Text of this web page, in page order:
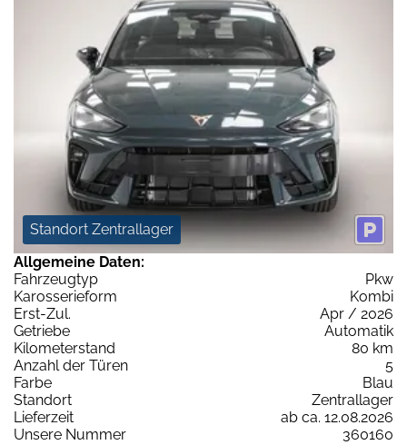
Standort Zentrallager
Allgemeine Daten:
Fahrzeugtyp
Pkw
Karosserieform
Kombi
Erst-Zul.
Apr / 2026
Getriebe
Automatik
Kilometerstand
80 km
Anzahl der Türen
5
Farbe
Blau
Standort
Zentrallager
Lieferzeit
ab ca. 12.08.2026
Unsere Nummer
360160